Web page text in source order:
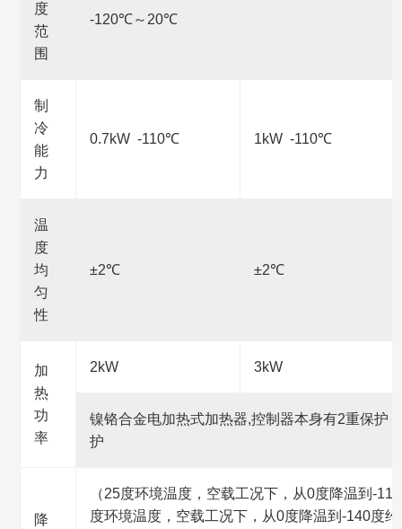
度
范
围
-120℃～20℃
制
冷
能
力
0.7kW -110℃ 1kW -110℃
温
度
均
匀
性
±2℃ ±2℃
加
热
功
率
2kW 3kW
镍铬合金电加热式加热器,控制器本身有2重保护
护
降
（25度环境温度，空载工况下，从0度降温到-
度环境温度，空载工况下，从0度降温到-140度